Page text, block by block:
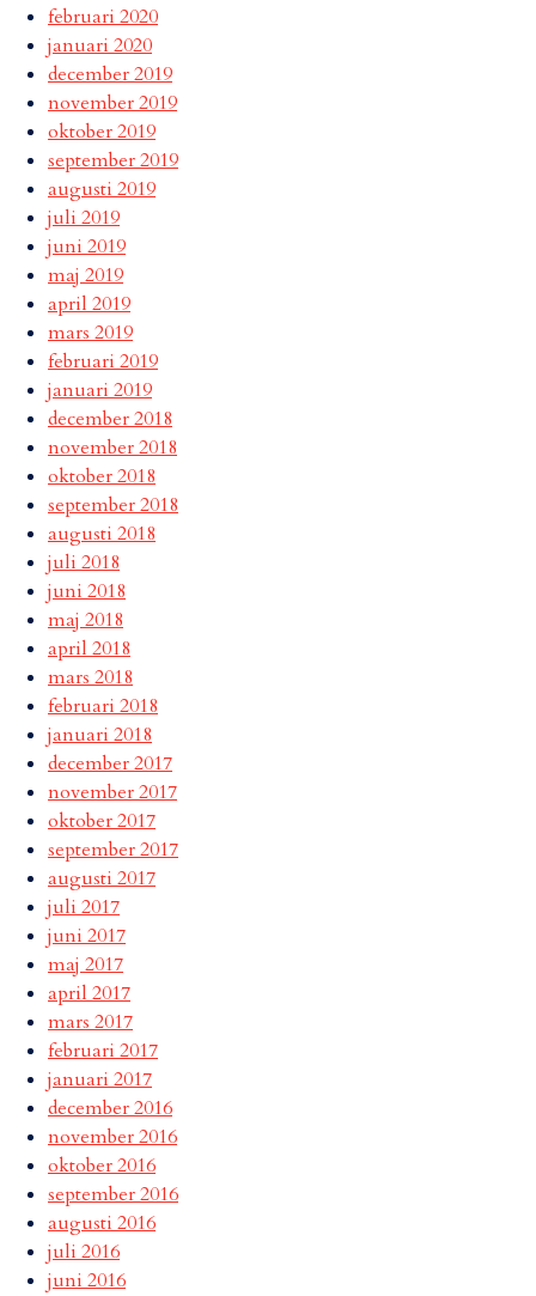
februari 2020
januari 2020
december 2019
november 2019
oktober 2019
september 2019
augusti 2019
juli 2019
juni 2019
maj 2019
april 2019
mars 2019
februari 2019
januari 2019
december 2018
november 2018
oktober 2018
september 2018
augusti 2018
juli 2018
juni 2018
maj 2018
april 2018
mars 2018
februari 2018
januari 2018
december 2017
november 2017
oktober 2017
september 2017
augusti 2017
juli 2017
juni 2017
maj 2017
april 2017
mars 2017
februari 2017
januari 2017
december 2016
november 2016
oktober 2016
september 2016
augusti 2016
juli 2016
juni 2016